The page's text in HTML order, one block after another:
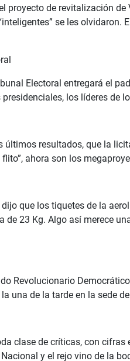
proyecto de revitalización
se les
Electoral entregará el
los líderes de
últimos resultados, que la
ahora son los
que los tiquetes de la
de 23 Kg. Algo así merece
Revolucionario
una de la tarde en la sede
clase de críticas, con
y el rejo vino de la